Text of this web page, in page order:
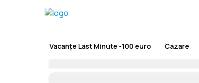
Vacanțe Last Minute -100 euro Cazare